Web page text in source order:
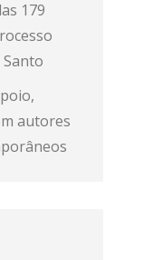
179
autores